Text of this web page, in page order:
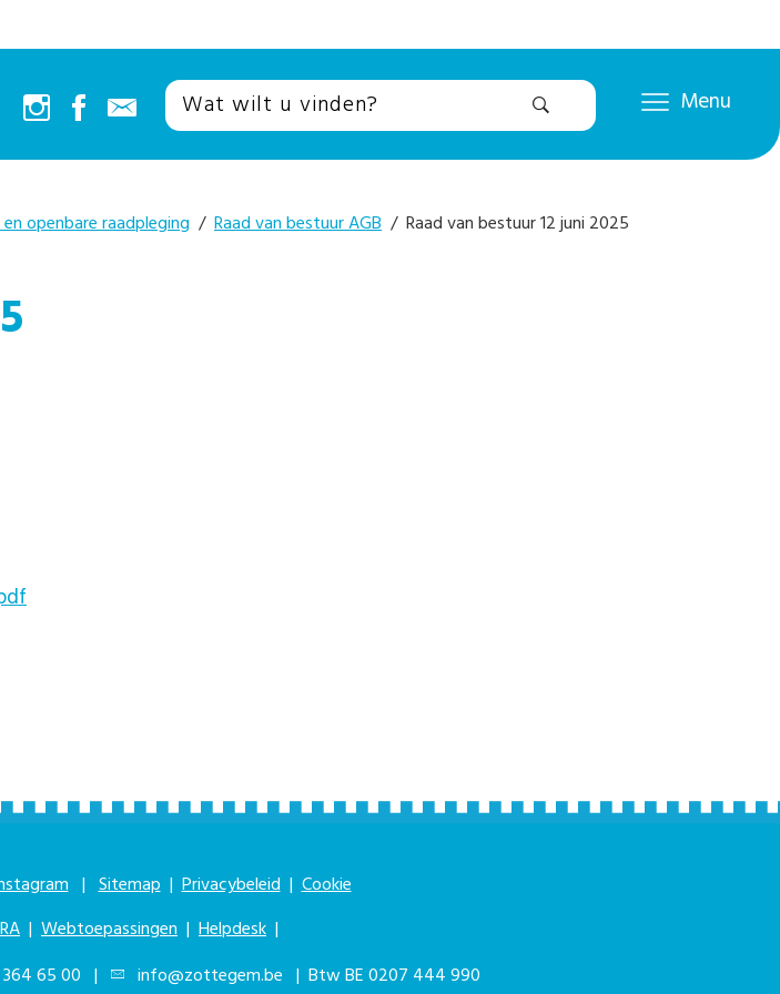
Menu
openbare raadpleging / Raad van bestuur AGB / Raad van bestuur 12 juni 2025
| Sitemap |Privacybeleid |Cookie
| Webtoepassingen | Helpdesk |
65 00 | info@zottegem.be | Btw BE 0207 444 990